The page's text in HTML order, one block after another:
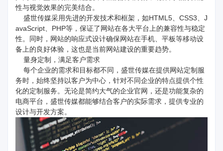
性与视觉效果的完美结合。
盛世传媒采用先进的开发技术和框架，如HTML5、CSS3、J
avaScript、PHP等，保证了网站在各大平台上的兼容性与稳定
性。同时，网站的响应式设计确保网站在手机、平板等移动设
备上的良好体验，这也是当前网站建设的重要趋势。
量身定制，满足客户需求
每个企业的需求和目标都不同，盛世传媒在提供网站定制服
务时，始终坚持以客户为中心，针对不同企业的特点提供个性
化的定制服务。无论是简约大气的企业官网，还是功能复杂的
电商平台，盛世传媒都能够结合客户的实际需求，提供专业的
设计与开发方案。